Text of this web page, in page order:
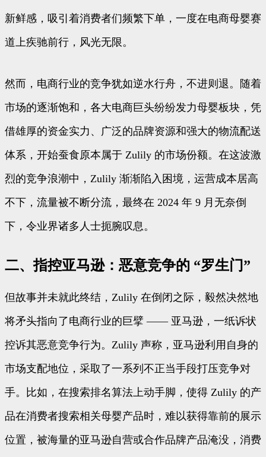
新鲜感，吸引着消费者们频繁下单，一度在电商母婴赛
道上疾驰前行，风光无限。
然而，电商行业的竞争犹如逆水行舟，不进则退。随着
市场的逐渐饱和，各大电商巨头纷纷发力母婴板块，凭
借雄厚的资金实力、广泛的品牌资源和强大的物流配送
体系，开始蚕食原本属于 Zulily 的市场份额。在这波激
烈的竞争浪潮中，Zulily 渐渐陷入困境，运营成本居高
不下，流量被不断分流，最终在 2024 年 9 月无奈倒
下，令业界诸多人士扼腕叹息。
二、指控亚马逊：恶意竞争的 “罗生门”
但故事并未就此终结，Zulily 在倒闭之际，毅然决然地
将矛头指向了电商行业的巨擘 —— 亚马逊，一纸诉状
控诉其恶意竞争行为。Zulily 声称，亚马逊利用自身的
市场支配地位，采取了一系列不正当手段打压竞争对
手。比如，在搜索排名算法上动手脚，使得 Zulily 的产
品在消费者搜索相关母婴产品时，难以获得靠前的展示
位置，被海量的亚马逊自营或合作品牌产品淹没，消费